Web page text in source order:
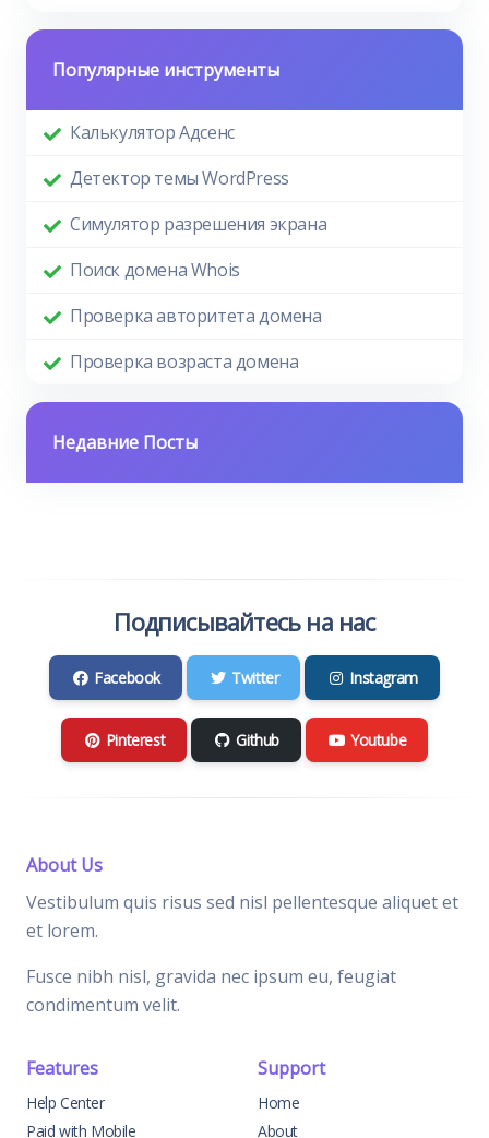
Популярные инструменты
Калькулятор Адсенс
Детектор темы WordPress
Симулятор разрешения экрана
Поиск домена Whois
Проверка авторитета домена
Проверка возраста домена
Недавние Посты
Подписывайтесь на нас
Facebook Twitter Instagram
Pinterest Github Youtube
About Us
Vestibulum quis risus sed nisl pellentesque aliquet et
et lorem.
Fusce nibh nisl, gravida nec ipsum eu, feugiat
condimentum velit.
Features
Help Center
Paid with Mobile
Support
Home
About